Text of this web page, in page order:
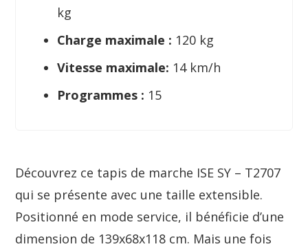
kg
Charge maximale : 120 kg
Vitesse maximale: 14 km/h
Programmes : 15
Découvrez ce tapis de marche ISE SY – T2707
qui se présente avec une taille extensible.
Positionné en mode service, il bénéficie d’une
dimension de 139x68x118 cm. Mais une fois